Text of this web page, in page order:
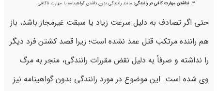
نداشتن مهارت کافی در رانندگی: مانند رانندگی بدون داشتن گواهینامه یا مهارت ناکافی.
حتی اگر تصادف به دلیل سرعت زیاد یا سبقت غیرمجاز باشد، باز
هم راننده مرتکب قتل عمد نشده است؛ زیرا قصد کشتن فرد دیگر
را نداشته و صرفاً به دلیل نقض مقررات رانندگی، منجر به مرگ
وی شده است. این موضوع در مورد رانندگی بدون گواهینامه نیز